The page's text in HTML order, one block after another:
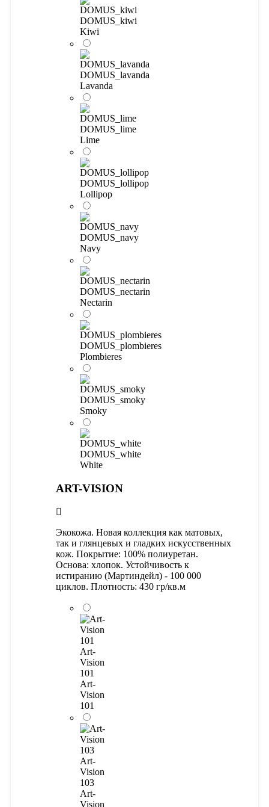
DOMUS_kiwi
Kiwi
DOMUS_lavanda
Lavanda
DOMUS_lime
Lime
DOMUS_lollipop
Lollipop
DOMUS_navy
Navy
DOMUS_nectarin
Nectarin
DOMUS_plombieres
Plombieres
DOMUS_smoky
Smoky
DOMUS_white
White
ART-VISION
Экокожа. Новая коллекция как матовых,
так и глянцевых и гладких искусственных
кож. Покрытие: 100% полиуретан.
Основа: хлопок. Устойчивость к
истиранию (Мартиндейл) - 100 000
циклов. Плотность: 430 гр/кв.м
Art-
Vision
101
Art-
Vision
101
Art-
Vision
103
Art-
Vision